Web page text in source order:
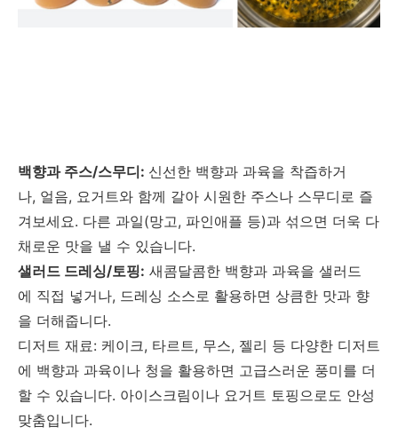
백향과 주스/스무디: 신선한 백향과 과육을 착즙하거
나, 얼음, 요거트와 함께 갈아 시원한 주스나 스무디로 즐
겨보세요. 다른 과일(망고, 파인애플 등)과 섞으면 더욱 다
채로운 맛을 낼 수 있습니다.
샐러드 드레싱/토핑: 새콤달콤한 백향과 과육을 샐러드
에 직접 넣거나, 드레싱 소스로 활용하면 상큼한 맛과 향
을 더해줍니다.
디저트 재료: 케이크, 타르트, 무스, 젤리 등 다양한 디저트
에 백향과 과육이나 청을 활용하면 고급스러운 풍미를 더
할 수 있습니다. 아이스크림이나 요거트 토핑으로도 안성
맞춤입니다.